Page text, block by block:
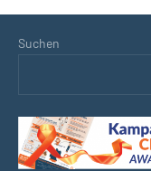
Suchen